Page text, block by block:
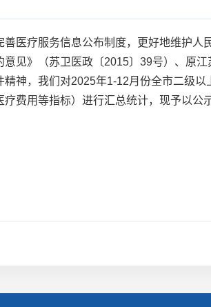
疗服务信息公布制度，更好地维护人
见》（苏卫医政〔2015〕39号）、原
神，我们对2025年1-12月份全市二级
费用等指标）进行汇总统计，现予以公